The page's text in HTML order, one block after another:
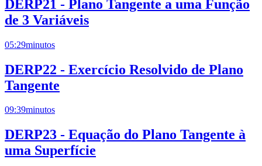
DERP21 - Plano Tangente a uma Função
de 3 Variáveis
05:29minutos
DERP22 - Exercício Resolvido de Plano
Tangente
09:39minutos
DERP23 - Equação do Plano Tangente à
uma Superfície